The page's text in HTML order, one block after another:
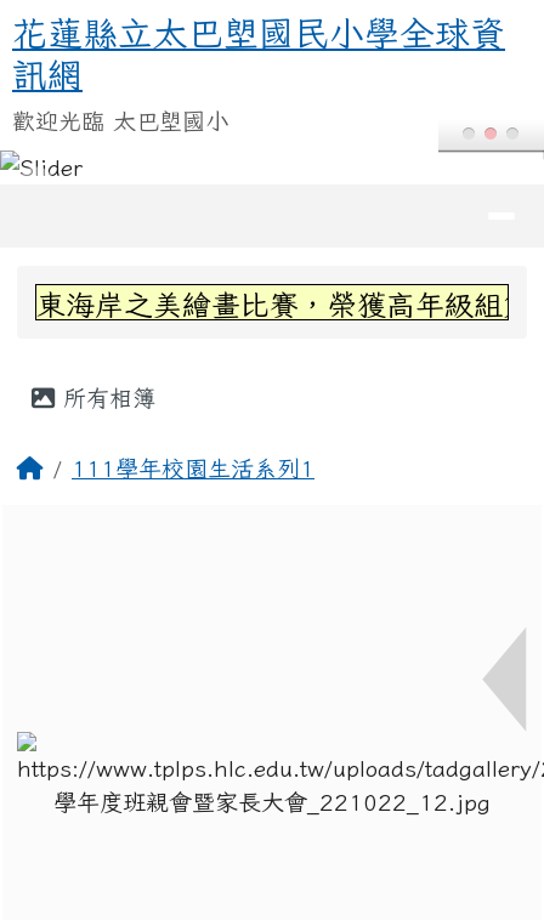
跳至主內容區
花蓮縣立太巴塱國民小學全球資訊
花蓮縣立太巴塱國民小學全球資
訊網
歡迎光臨 太巴塱國小
上中區域內容
海岸之美繪畫比賽，榮獲高年級組第三
所有相簿
回首頁111學年校園生活系列1